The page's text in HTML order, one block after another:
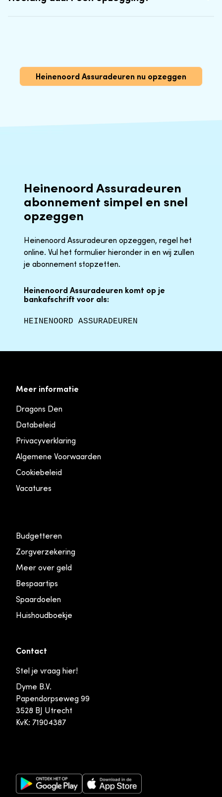
Heinenoord Assuradeuren nu opzeggen
Heinenoord Assuradeuren
abonnement simpel en snel
opzeggen
Heinenoord Assuradeuren opzeggen, regel het
online. Vul het formulier hieronder in en wij zullen
je abonnement stopzetten.
Heinenoord Assuradeuren komt op je
bankafschrift voor als:
HEINENOORD ASSURADEUREN
Meer informatie
Dragons Den
Databeleid
Privacyverklaring
Algemene Voorwaarden
Cookiebeleid
Vacatures
Budgetteren
Zorgverzekering
Meer over geld
Bespaartips
Spaardoelen
Huishoudboekje
Contact
Stel je vraag hier!
Dyme B.V.
Papendorpseweg 99
3528 BJ Utrecht
KvK: 71904387
Google Play Store Apple App Store